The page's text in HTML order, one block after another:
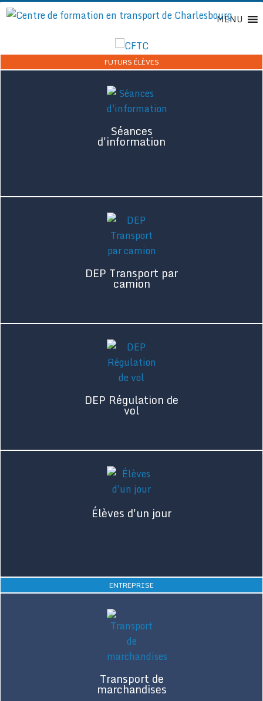
Passer
MENU
FUTURS ÉLÈVES
Séances
d'information
DEP Transport par
camion
DEP Régulation de
vol
Élèves d'un jour
ENTREPRISE
Transport de
marchandises